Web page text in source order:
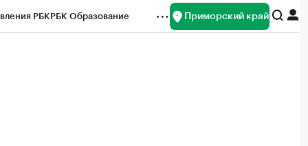
РБКРБК Образование Приморский край